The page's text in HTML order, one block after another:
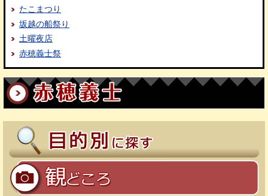
たこまつり
坂越の船祭り
土曜夜店
赤穂義士祭
赤穂義士
目的別に探す
観どころ